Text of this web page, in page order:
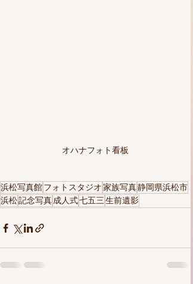
オハナフォト看板
浜松写真館フォトスタジオ家族写真静岡県浜松市
浜松記念写真成人式七五三生前遺影